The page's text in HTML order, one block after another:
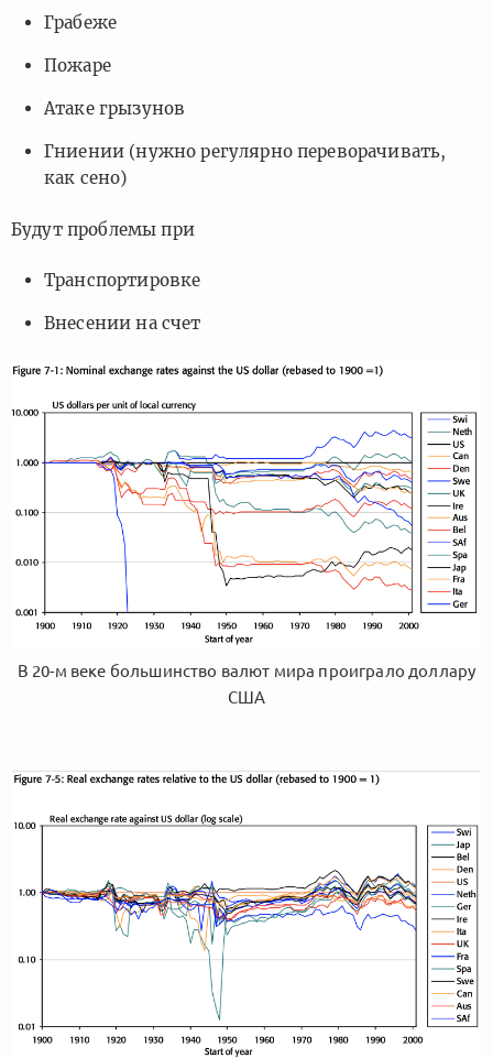
Грабеже
Пожаре
Атаке грызунов
Гниении (нужно регулярно переворачивать,
как сено)
Будут проблемы при
Транспортировке
Внесении на счет
В 20-м веке большинство валют мира проиграло доллару
США